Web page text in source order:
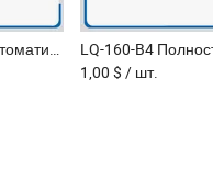
LQ-190-B2 Полностью автоматическая фронтальная машина для выдува пластиковых бутылок из ПЭТ
1,00 $ / шт.